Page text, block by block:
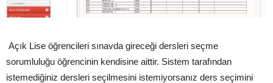
Açık Lise öğrencileri sınavda gireceği dersleri seçme
sorumluluğu öğrencinin kendisine aittir. Sistem tarafından
istemediğiniz dersleri seçilmesini istemiyorsanız ders seçimini